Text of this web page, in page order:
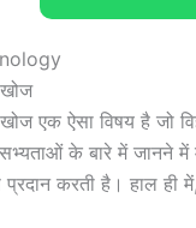
एक ऐसा विषय है जो
के बारे में जानने
प्रदान करती है। हाल ही